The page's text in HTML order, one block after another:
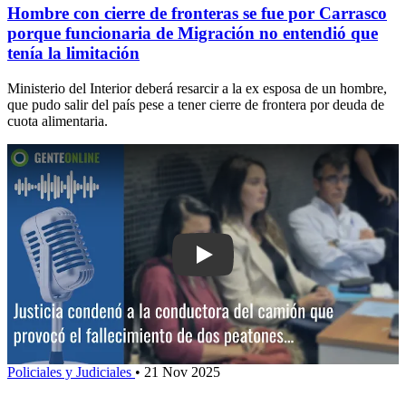
Hombre con cierre de fronteras se fue por Carrasco
porque funcionaria de Migración no entendió que
tenía la limitación
Ministerio del Interior deberá resarcir a la ex esposa de un hombre,
que pudo salir del país pese a tener cierre de frontera por deuda de
cuota alimentaria.
Play: Justicia condenó a la
Policiales y Judiciales • 21 Nov 2025